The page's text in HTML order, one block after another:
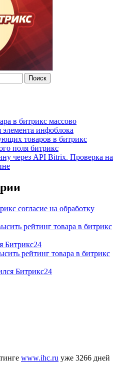
Поиск
в битрикс массово
инфоблока
товаров в битрикс
поля битрикс
через API Bitrix. Проверка на
согласие на обработку
рейтинг товара в битрикс
Битрикс24
рейтинг товара в битрикс
Битрикс24
www.ihc.ru уже 3266 дней